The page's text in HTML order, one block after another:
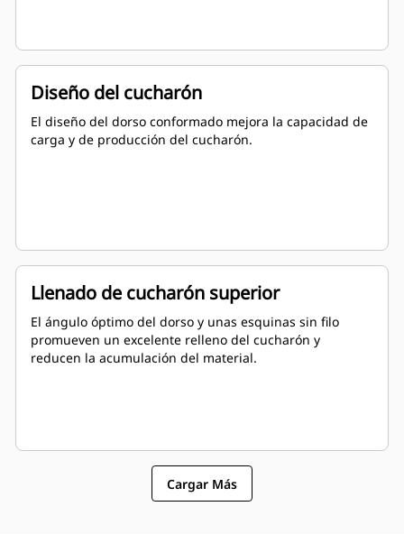
Diseño del cucharón
El diseño del dorso conformado mejora la capacidad de
carga y de producción del cucharón.
Llenado de cucharón superior
El ángulo óptimo del dorso y unas esquinas sin filo
promueven un excelente relleno del cucharón y
reducen la acumulación del material.
Cargar Más